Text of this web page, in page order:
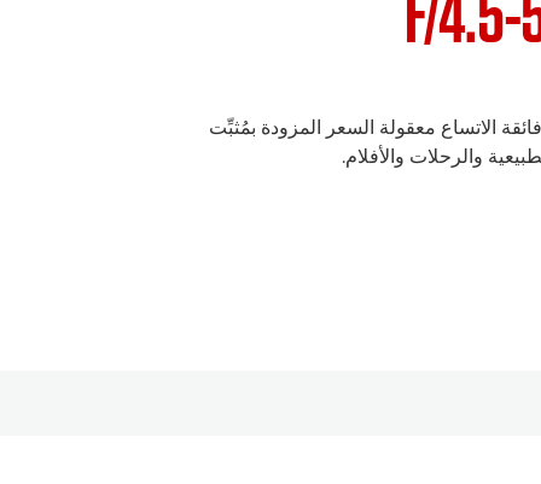
عدسة تكبير/تصغير STM فائقة الاتساع معقولة السعر المزودة بمُثبِّت
والرحلات والأفلام.